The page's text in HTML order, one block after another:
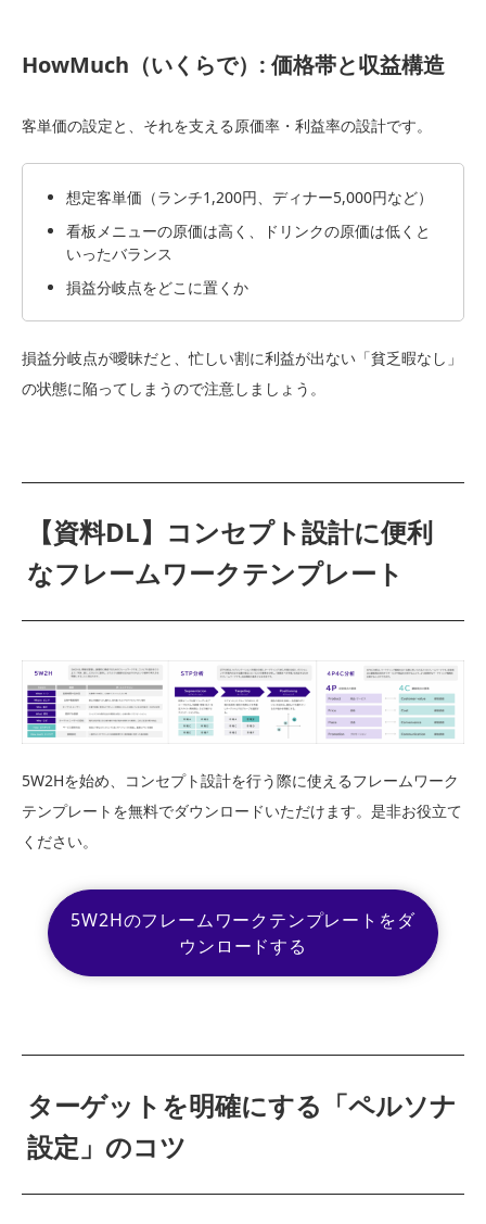
HowMuch（いくらで）: 価格帯と収益構造
客単価の設定と、それを支える原価率・利益率の設計です。
想定客単価（ランチ1,200円、ディナー5,000円など）
看板メニューの原価は高く、ドリンクの原価は低くと
いったバランス
損益分岐点をどこに置くか
損益分岐点が曖昧だと、忙しい割に利益が出ない「貧乏暇なし」
の状態に陥ってしまうので注意しましょう。
【資料DL】コンセプト設計に便利
なフレームワークテンプレート
5W2Hを始め、コンセプト設計を行う際に使えるフレームワーク
テンプレートを無料でダウンロードいただけます。是非お役立て
ください。
5W2Hのフレームワークテンプレートをダ
ウンロードする
ターゲットを明確にする「ペルソナ
設定」のコツ